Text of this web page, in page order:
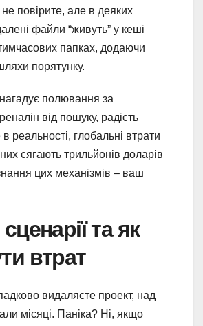
повірите, але в деяких
файли “живуть” у кеші
папках, додаючи
порятунку.
полювання за
від пошуку, радість
реальності, глобальні втрати
сягають трильйонів доларів
цих механізмів – ваш
та як
втрат
видаляєте проект, над
місяці. Паніка? Ні, якщо